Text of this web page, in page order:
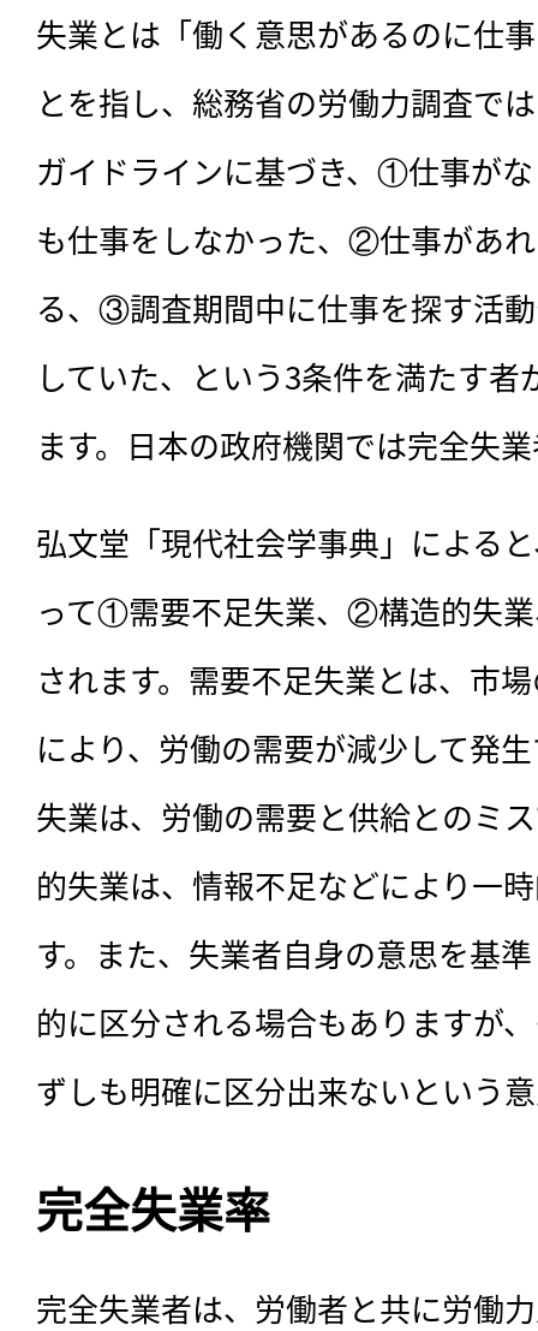
失業とは「働く意思があるのに仕
とを指し、総務省の労働力調査で
ガイドラインに基づき、①仕事が
も仕事をしなかった、②仕事があ
る、③調査期間中に仕事を探す活
していた、という3条件を満たす
ます。日本の政府機関では完全失
弘文堂「現代社会学事典」による
って①需要不足失業、②構造的失
されます。需要不足失業とは、市
により、労働の需要が減少して発
失業は、労働の需要と供給とのミ
的失業は、情報不足などにより一
す。また、失業者自身の意思を基
的に区分される場合もありますが
ずしも明確に区分出来ないという
完全失業率
完全失業者は、労働者と共に労働